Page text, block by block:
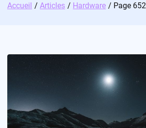
Accueil Articles Hardware Page 652